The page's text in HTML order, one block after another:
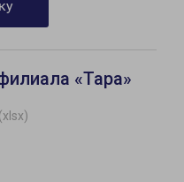
«Тара»
(xlsx)